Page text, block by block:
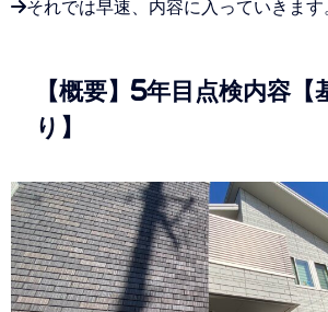
→それでは早速、内容に入っていきます
【概要】5年目点検内容【
り】